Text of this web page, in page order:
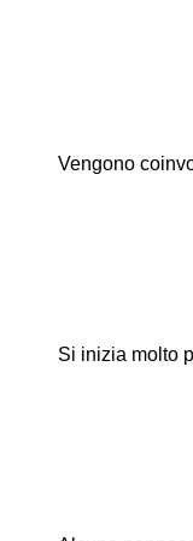
Vengono
Si inizia molto